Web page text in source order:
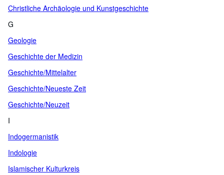
Christliche Archäologie und Kunstgeschichte
G
Geologie
Geschichte der Medizin
Geschichte/Mittelalter
Geschichte/Neueste Zeit
Geschichte/Neuzeit
I
Indogermanistik
Indologie
Islamischer Kulturkreis